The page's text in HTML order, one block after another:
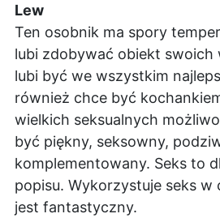
Lew
Ten osobnik ma spory
lubi zdobywać obiekt swoich
lubi być we wszystkim
również chce być
wielkich seksualnych
być piękny, seksowny,
komplementowany. Seks to
popisu. Wykorzystuje seks w
jest fantastyczny.